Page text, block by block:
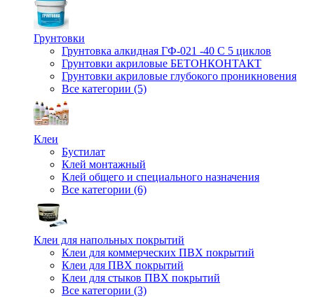
Грунтовки
Грунтовка алкидная ГФ-021 -40 С 5 циклов
Грунтовки акриловые БЕТОНКОНТАКТ
Грунтовки акриловые глубокого проникновения
Все категории (5)
Клеи
Бустилат
Клей монтажный
Клей общего и специального назначения
Все категории (6)
Клеи для напольных покрытий
Клеи для коммерческих ПВХ покрытий
Клеи для ПВХ покрытий
Клеи для стыков ПВХ покрытий
Все категории (3)